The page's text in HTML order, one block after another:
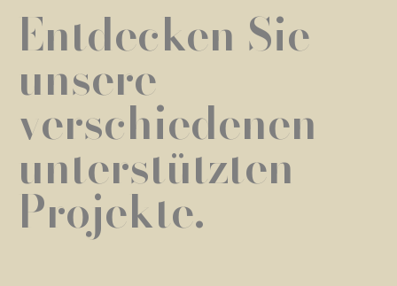
Entdecken Sie
unsere
verschiedenen
unterstützten
Projekte.